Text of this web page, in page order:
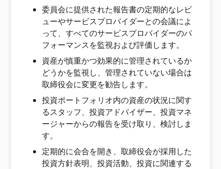
委員会に提供された報告書の定期的なレビ
ューやサービスプロバイダーとの会議によ
って、すべてのサービスプロバイダーのパ
フォーマンスを監視および評価します。
資産が慎重かつ効果的に管理されているか
どうかを監視し、管理されていない場合は
取締役会に変更を勧告します。
投資ポートフォリオ内の資産の状況に関す
るスタッフ、投資アドバイザー、投資マネ
ージャーからの報告を受け取り、検討しま
す。
定期的に会合を開き、取締役会が採用した
投資方針表明、投資活動、投資に関連する